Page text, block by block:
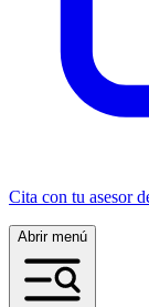
Cita con tu asesor
Abrir menú